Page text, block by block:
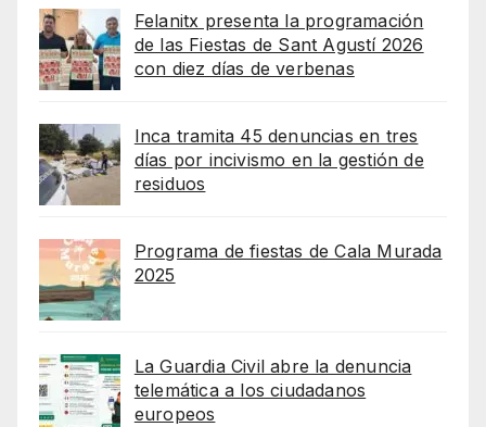
Felanitx presenta la programación
de las Fiestas de Sant Agustí 2026
con diez días de verbenas
Inca tramita 45 denuncias en tres
días por incivismo en la gestión de
residuos
Programa de fiestas de Cala Murada
2025
La Guardia Civil abre la denuncia
telemática a los ciudadanos
europeos